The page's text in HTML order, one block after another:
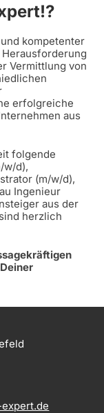
kompetenter
Vermittlung von
erfolgreiche
aus
folgende
w/d),
(m/w/d),
Ingenieur
aus der
herzlich